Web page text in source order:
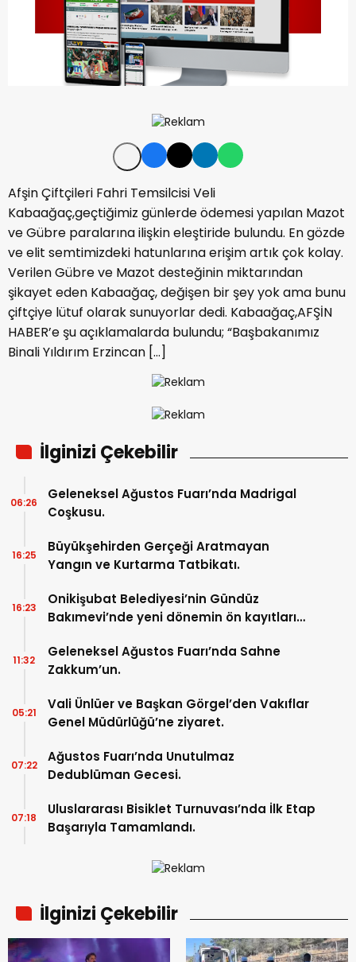
Afşin Çiftçileri Fahri Temsilcisi Veli
Kabaağaç,geçtiğimiz günlerde ödemesi yapılan Mazot
ve Gübre paralarına ilişkin eleştiride bulundu. En gözde
ve elit semtimizdeki hatunlarına erişim artık çok kolay.
Verilen Gübre ve Mazot desteğinin miktarından
şikayet eden Kabaağaç, değişen bir şey yok ama bunu
çiftçiye lütuf olarak sunuyorlar dedi. Kabaağaç,AFŞİN
HABER’e şu açıklamalarda bulundu; “Başbakanımız
Binali Yıldırım Erzincan […]
İlginizi Çekebilir
Geleneksel Ağustos Fuarı’nda Madrigal
Coşkusu.
06:26
Büyükşehirden Gerçeği Aratmayan
Yangın ve Kurtarma Tatbikatı.
16:25
Onikişubat Belediyesi’nin Gündüz
Bakımevi’nde yeni dönemin ön kayıtları
16:23
Geleneksel Ağustos Fuarı’nda Sahne
Zakkum’un.
11:32
Vali Ünlüer ve Başkan Görgel’den Vakıflar
Genel Müdürlüğü’ne ziyaret.
05:21
Ağustos Fuarı’nda Unutulmaz
Dedublüman Gecesi.
07:22
Uluslararası Bisiklet Turnuvası’nda İlk Etap
Başarıyla Tamamlandı.
07:18
İlginizi Çekebilir